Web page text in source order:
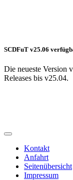
SCDFuT v25.06
Die neueste Version
Releases bis v25.04.
Kontakt
Anfahrt
Seitenübersicht
Impressum